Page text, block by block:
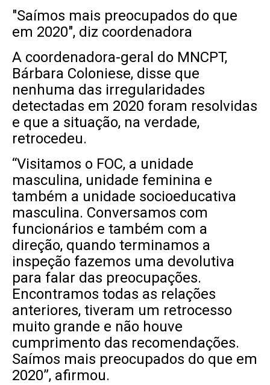
"Saímos mais preocupados do que
em 2020", diz coordenadora
A coordenadora-geral do MNCPT,
Bárbara Coloniese, disse que
nenhuma das irregularidades
detectadas em 2020 foram resolvidas
e que a situação, na verdade,
retrocedeu.
“Visitamos o FOC, a unidade
masculina, unidade feminina e
também a unidade socioeducativa
masculina. Conversamos com
funcionários e também com a
direção, quando terminamos a
inspeção fazemos uma devolutiva
para falar das preocupações.
Encontramos todas as relações
anteriores, tiveram um retrocesso
muito grande e não houve
cumprimento das recomendações.
Saímos mais preocupados do que em
2020”, afirmou.